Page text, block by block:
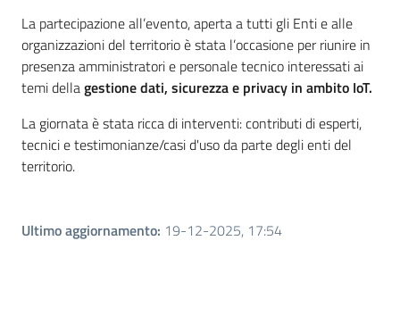
La partecipazione all’evento, aperta a tutti gli Enti e alle
organizzazioni del territorio è stata l’occasione per riunire in
presenza amministratori e personale tecnico interessati ai
temi dellagestione dati, sicurezza e privacy in ambito IoT.
La giornata è stata ricca di interventi: contributi di esperti,
tecnici e testimonianze/casi d'uso da parte degli enti del
territorio.
Ultimo aggiornamento: 19-12-2025, 17:54